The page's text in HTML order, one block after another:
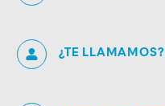
¿TE LLAMAMOS?